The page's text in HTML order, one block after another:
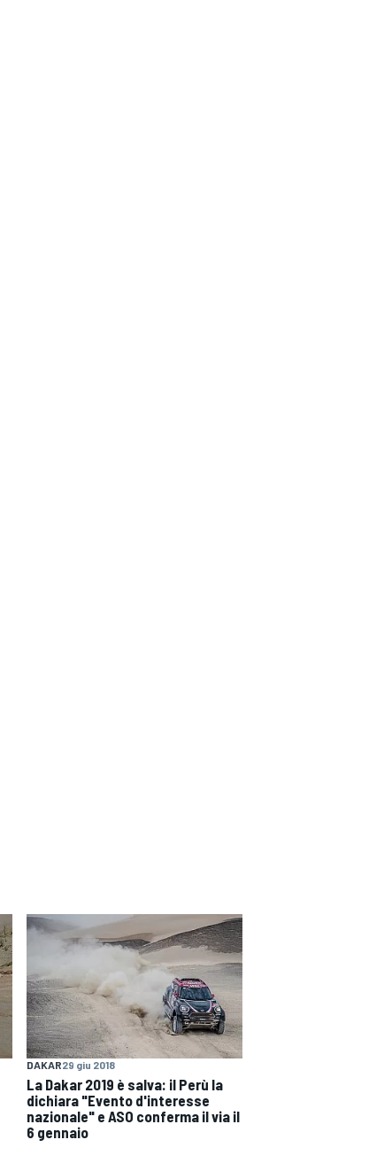
DAKAR29 giu 2018
La Dakar 2019 è salva: il Perù la
dichiara "Evento d'interesse
nazionale" e ASO conferma il via il
6 gennaio